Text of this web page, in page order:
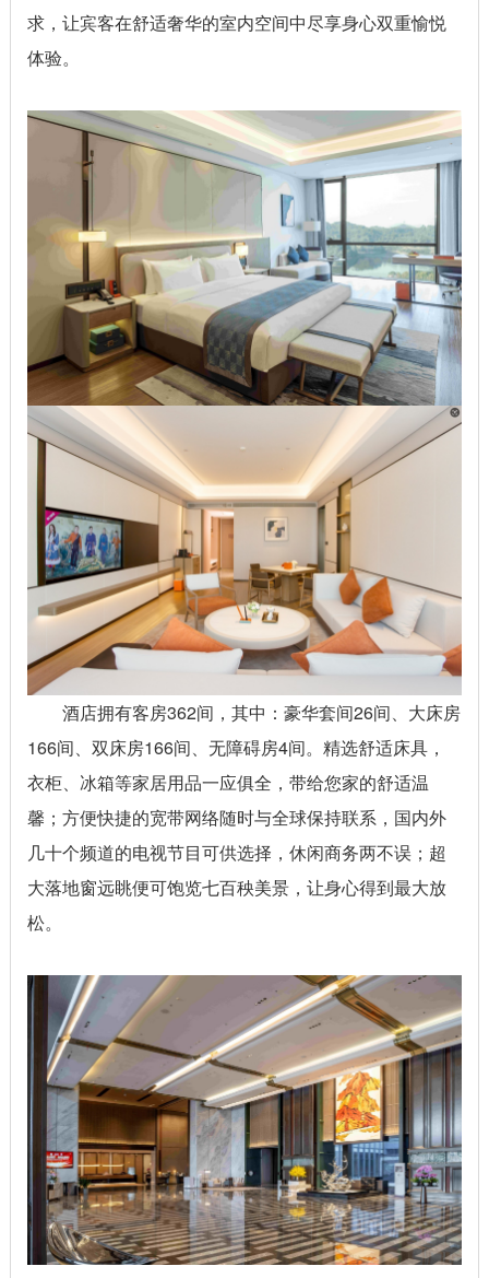
求，让宾客在舒适奢华的室内空间中尽享身心双重愉悦
体验。
酒店拥有客房362间，其中：豪华套间26间、大床房
166间、双床房166间、无障碍房4间。精选舒适床具，
衣柜、冰箱等家居用品一应俱全，带给您家的舒适温
馨；方便快捷的宽带网络随时与全球保持联系，国内外
几十个频道的电视节目可供选择，休闲商务两不误；超
大落地窗远眺便可饱览七百秧美景，让身心得到最大放
松。